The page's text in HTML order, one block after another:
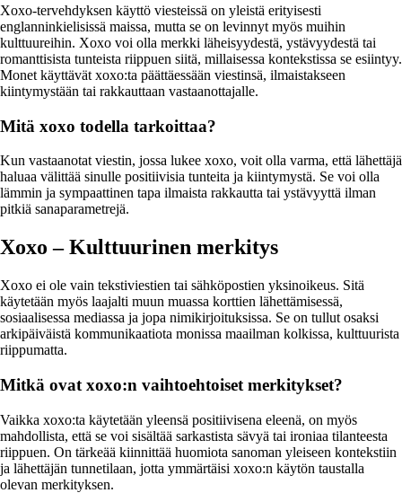
Xoxo-tervehdyksen käyttö viesteissä on yleistä erityisesti
englanninkielisissä maissa, mutta se on levinnyt myös muihin
kulttuureihin. Xoxo voi olla merkki läheisyydestä, ystävyydestä tai
romanttisista tunteista riippuen siitä, millaisessa kontekstissa se esiintyy.
Monet käyttävät xoxo:ta päättäessään viestinsä, ilmaistakseen
kiintymystään tai rakkauttaan vastaanottajalle.
Mitä xoxo todella tarkoittaa?
Kun vastaanotat viestin, jossa lukee xoxo, voit olla varma, että lähettäjä
haluaa välittää sinulle positiivisia tunteita ja kiintymystä. Se voi olla
lämmin ja sympaattinen tapa ilmaista rakkautta tai ystävyyttä ilman
pitkiä sanaparametrejä.
Xoxo – Kulttuurinen merkitys
Xoxo ei ole vain tekstiviestien tai sähköpostien yksinoikeus. Sitä
käytetään myös laajalti muun muassa korttien lähettämisessä,
sosiaalisessa mediassa ja jopa nimikirjoituksissa. Se on tullut osaksi
arkipäiväistä kommunikaatiota monissa maailman kolkissa, kulttuurista
riippumatta.
Mitkä ovat xoxo:n vaihtoehtoiset merkitykset?
Vaikka xoxo:ta käytetään yleensä positiivisena eleenä, on myös
mahdollista, että se voi sisältää sarkastista sävyä tai ironiaa tilanteesta
riippuen. On tärkeää kiinnittää huomiota sanoman yleiseen kontekstiin
ja lähettäjän tunnetilaan, jotta ymmärtäisi xoxo:n käytön taustalla
olevan merkityksen.